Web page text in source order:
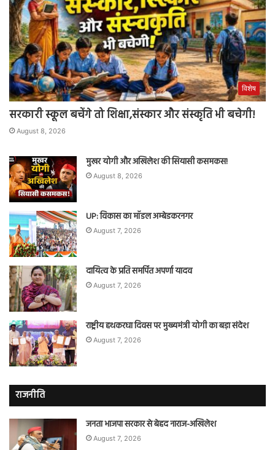
विशेष
सरकारी स्कूल बचेंगे तो शिक्षा,संस्कार और संस्कृति भी बचेगी!
August 8, 2026
मुखर योगी और अखिलेश की सियासी कसमकस!
August 8, 2026
UP: विकास का मॉडल अम्बेडकरनगर
August 7, 2026
दायित्व के प्रति समर्पित अपर्णा यादव
August 7, 2026
राष्ट्रीय हथकरघा दिवस पर मुख्यमंत्री योगी का बड़ा संदेश
August 7, 2026
राजनीति
जनता भाजपा सरकार से बेहद नाराज-अखिलेश
August 7, 2026